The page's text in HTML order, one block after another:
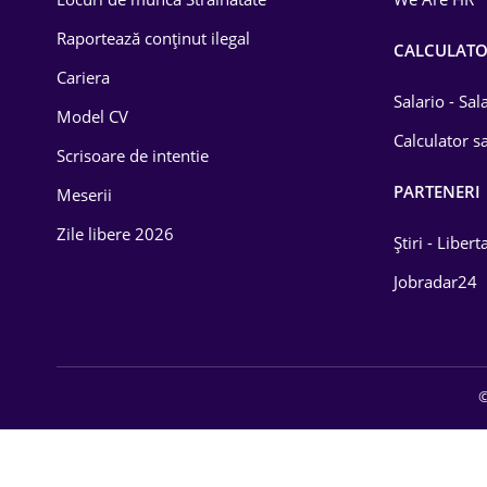
Educație / Training
Energetică
Farma
Raportează conținut ilegal
Cariera
Model CV
Scrisoare de intentie
Meserii
Zile libere 2026
Salario -
Calculator
PARTENERI
Știri -
Jobradar24